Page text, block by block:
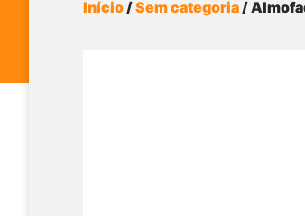
Início /Sem categoria /